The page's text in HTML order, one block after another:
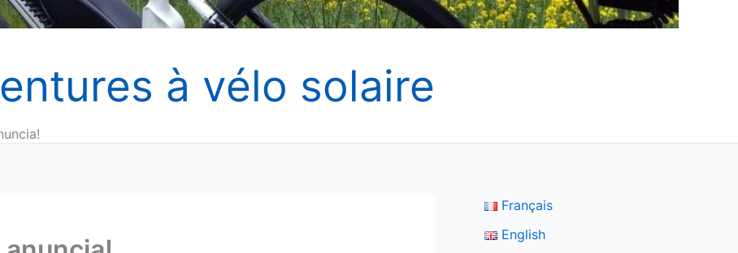
à vélo solaire
Français
English